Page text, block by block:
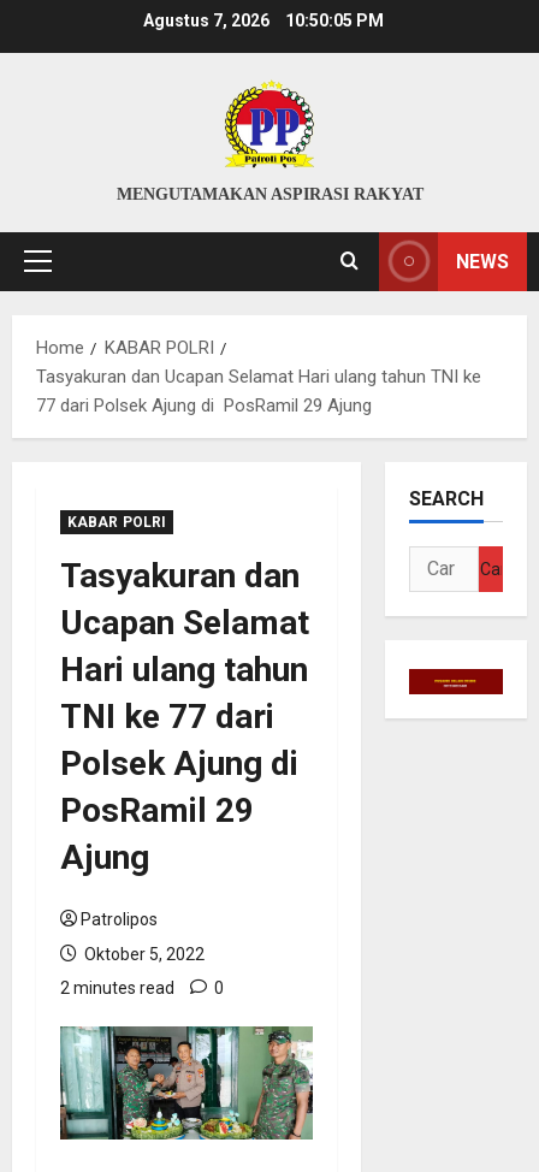
Agustus 7, 2026 10:50:06 PM
MENGUTAMAKAN ASPIRASI RAKYAT
Primary
NEWS
Home
KABAR POLRI
Tasyakuran dan Ucapan Selamat Hari ulang tahun TNI ke
77 dari Polsek Ajung di PosRamil 29 Ajung
KABAR POLRI
Tasyakuran dan
Ucapan Selamat
Hari ulang tahun
TNI ke 77 dari
Polsek Ajung di
PosRamil 29
Ajung
Patrolipos
Oktober 5, 2022
2 minutes read
0
SEARCH
Cari
untuk: